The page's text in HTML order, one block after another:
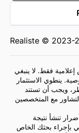
Realiste © 2023-
فقط. لا ينبغي
ينطوي الاستثمار
ويجب أن تستند
مع المتخصصين
تنشأ نتيجة
بإجراء بحثك الخاص